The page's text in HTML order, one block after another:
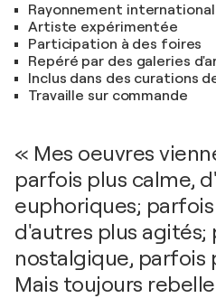
Rayonnement international
Artiste expérimentée
Participation à des foires
Repéré par des galeries
Inclus dans des curations
Travaille sur commande
« Mes oeuvres
parfois plus calme,
euphoriques;
d'autres plus agités;
nostalgique, parfois
Mais toujours